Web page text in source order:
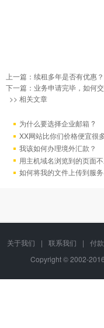
上一篇： 续租多年是否有优惠？
下一篇： 业务申请完毕，如何
>> 相关文章
为什么要选择企业邮箱 ?
XX网站比你们价格便宜很
我该如何办理境外汇款？
用主机域名浏览到的页面
如何将我的文件上传到服
关于我们 | 联系我们 |
付
Copyright © 2002-